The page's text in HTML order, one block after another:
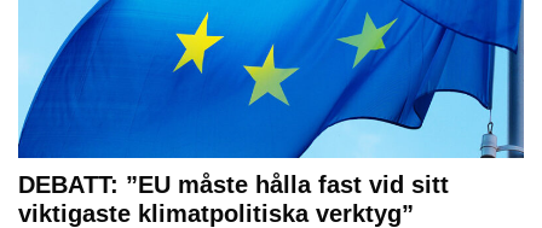
DEBATT: ”EU måste hålla fast vid sitt
viktigaste klimatpolitiska verktyg”